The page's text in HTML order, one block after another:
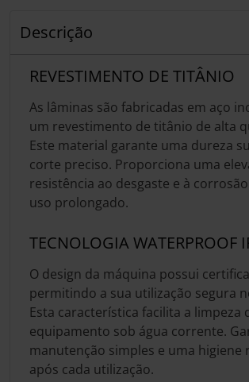
Descrição
REVESTIMENTO DE TITÂNIO
As lâminas são fabricadas em aço
um revestimento de titânio de alta
Este material garante uma dureza
corte preciso. Proporciona uma
resistência ao desgaste e à
uso prolongado.
TECNOLOGIA WATERPROOF
O design da máquina possui
permitindo a sua utilização segura
Esta característica facilita a limpeza
equipamento sob água corrente.
manutenção simples e uma higiene
após cada utilização.